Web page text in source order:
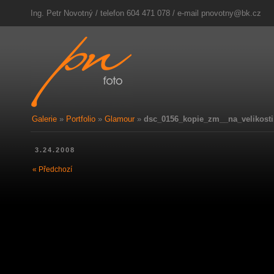
Ing. Petr Novotný / telefon 604 471 078 / e-mail pnovotny@bk.cz
Galerie » Portfolio » Glamour»
3.24.2008
« Předchozí